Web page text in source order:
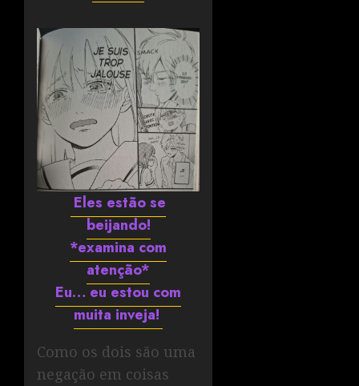
Eles estão se
beijando!
*examina com
atenção*
Eu… eu estou com
muita inveja!
Como os dois são uma
negação em coisas